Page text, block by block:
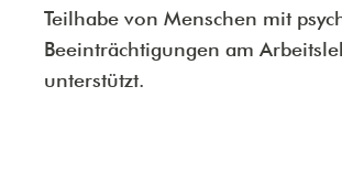
Teilhabe von Menschen mit
Beeinträchtigungen am
unterstützt.